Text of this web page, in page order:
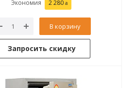
Экономия 2 280
В корзину
Запросить скидку